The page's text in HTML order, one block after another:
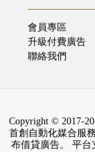
會員專區
升級付費廣告
聯絡我們
Copyright © 2017-
首創自動化媒合服
布借貸廣告。 平